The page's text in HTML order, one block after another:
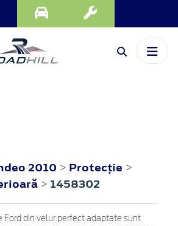
2010 > Protecţie >
> 1458302
Ford din velur perfect adaptate sunt